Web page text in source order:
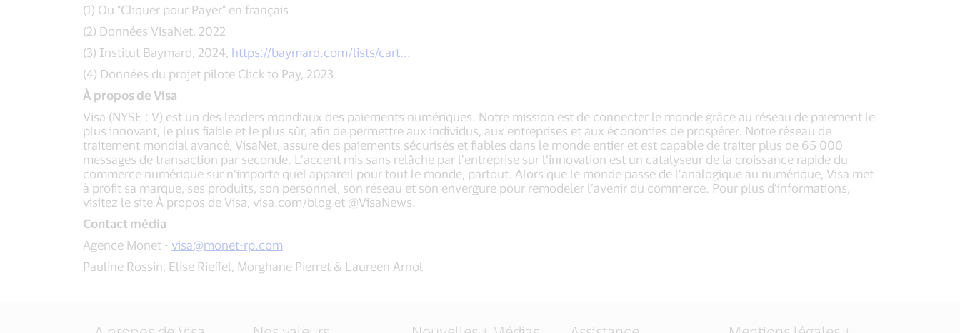
(1) Ou "Cliquer pour Payer" en français
(2) Données VisaNet, 2022
(3) Institut Baymard, 2024, https://baymard.com/lists/cart...
(4) Données du projet pilote Click to Pay, 2023
À propos de Visa
Visa (NYSE : V) est un des leaders mondiaux des paiements numériques. Notre mission est de connecter le monde grâce au réseau de paiement le
plus innovant, le plus fiable et le plus sûr, afin de permettre aux individus, aux entreprises et aux économies de prospérer. Notre réseau de
traitement mondial avancé, VisaNet, assure des paiements sécurisés et fiables dans le monde entier et est capable de traiter plus de 65 000
messages de transaction par seconde. L’accent mis sans relâche par l’entreprise sur l’innovation est un catalyseur de la croissance rapide du
commerce numérique sur n’importe quel appareil pour tout le monde, partout. Alors que le monde passe de l’analogique au numérique, Visa met
à profit sa marque, ses produits, son personnel, son réseau et son envergure pour remodeler l’avenir du commerce. Pour plus d’informations,
visitez le site À propos de Visa, visa.com/blog et @VisaNews.
Contact média
Agence Monet - visa@monet-rp.com
Pauline Rossin, Elise Rieffel, Morghane Pierret & Laureen Arnol